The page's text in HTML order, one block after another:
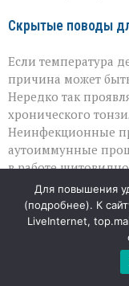
Скрытые поводы
Если температура
причина может
Нередко так
хронического
Неинфекционные
аутоиммунные
в работе
Иногда
хронической
заболеваний.
некоторые
гормональные
Для повышения
(подробнее). К
LiveInternet,